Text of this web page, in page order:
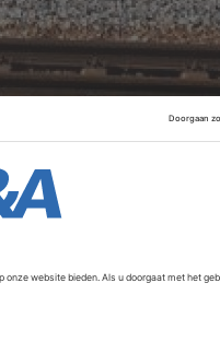
en energie. Volgens
verhuizen mee naar de
maakte niet bekend
onderdelen te willen